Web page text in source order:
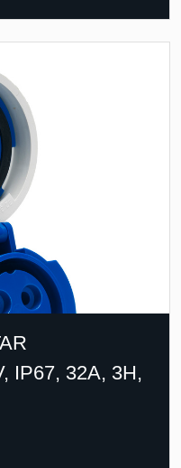
IP67, 32A, 3H,